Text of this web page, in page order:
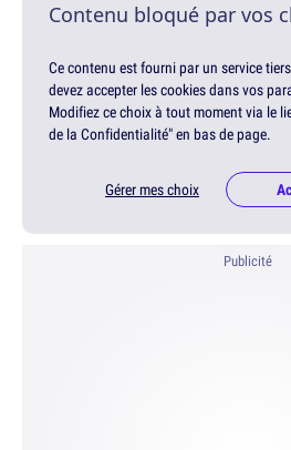
Contenu bloqué par vos
Ce contenu est fourni par un service
devez accepter les cookies dans vos
Modifiez ce choix à tout moment via le
de la Confidentialité" en bas de page.
Gérer mes choix
Publicité